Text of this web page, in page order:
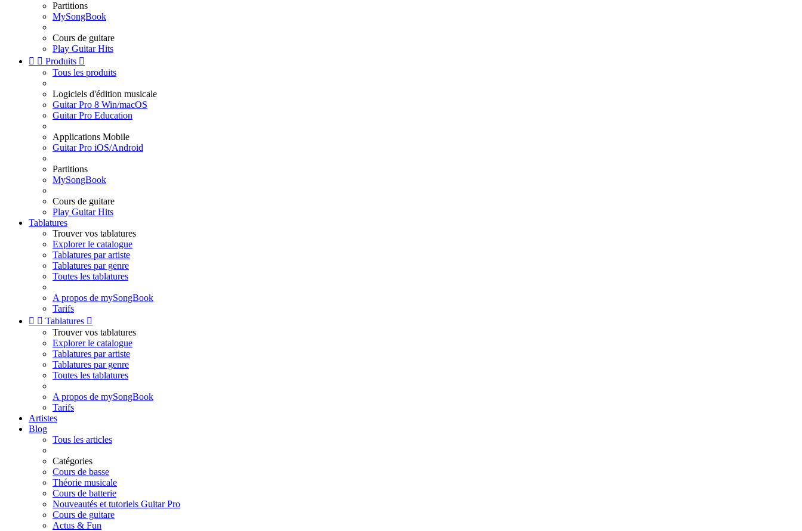
Partitions
MySongBook
Cours de guitare
Play Guitar Hits
  Produits 
Tous les produits
Logiciels d'édition musicale
Guitar Pro 8 Win/macOS
Guitar Pro Education
Applications Mobile
Guitar Pro iOS/Android
Partitions
MySongBook
Cours de guitare
Play Guitar Hits
Tablatures
Trouver vos tablatures
Explorer le catalogue
Tablatures par artiste
Tablatures par genre
Toutes les tablatures
A propos de mySongBook
Tarifs
  Tablatures 
Trouver vos tablatures
Explorer le catalogue
Tablatures par artiste
Tablatures par genre
Toutes les tablatures
A propos de mySongBook
Tarifs
Artistes
Blog
Tous les articles
Catégories
Cours de basse
Théorie musicale
Cours de batterie
Nouveautés et tutoriels Guitar Pro
Cours de guitare
Actus & Fun